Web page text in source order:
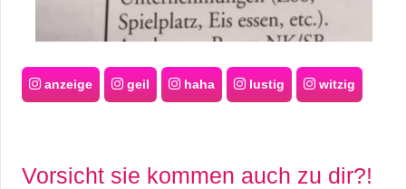
anzeige geil haha lustig witzig
Vorsicht sie kommen auch zu dir?!